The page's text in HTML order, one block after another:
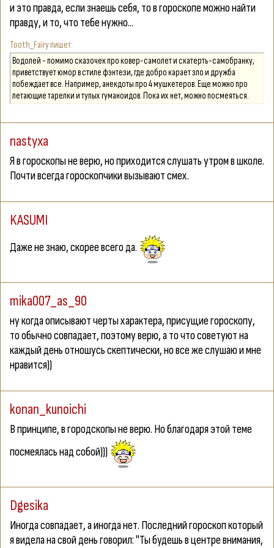
и это правда, если знаешь себя, то в гороскопе можно найти
правду, и то, что тебе нужно...
Tooth_Fairy
Водолей - помимо сказочек про ковер-самолет и скатерть-самобранку,
приветствует юмор в стиле фэнтези, где добро карает зло и дружба
побеждает все. Например, анекдоты про 4 мушкетеров. Еще можно про
летающие тарелки и тупых гуманоидов. Пока их нет, можно посмеяться.
nastyxa
Я в гороскопы не верю, но приходится слушать утром в школе.
Почти всегда гороскопчики вызывают смех.
KASUMI
Даже не знаю, скорее всего да.
mika007_as_90
ну когда описывают черты характера, присущие гороскопу,
то обычно совпадает, поэтому верю, а то что советуют на
каждый день отношусь скептически, но все же слушаю и мне
нравится))
konan_kunoichi
В принципе, в городскопы не верю. Но благодаря этой теме
посмеялась над собой)))
Dgesika
Иногда совпадает, а иногда нет. Последний гороскоп который
я видела на свой день говорил: "Ты будешь в центре внимания,